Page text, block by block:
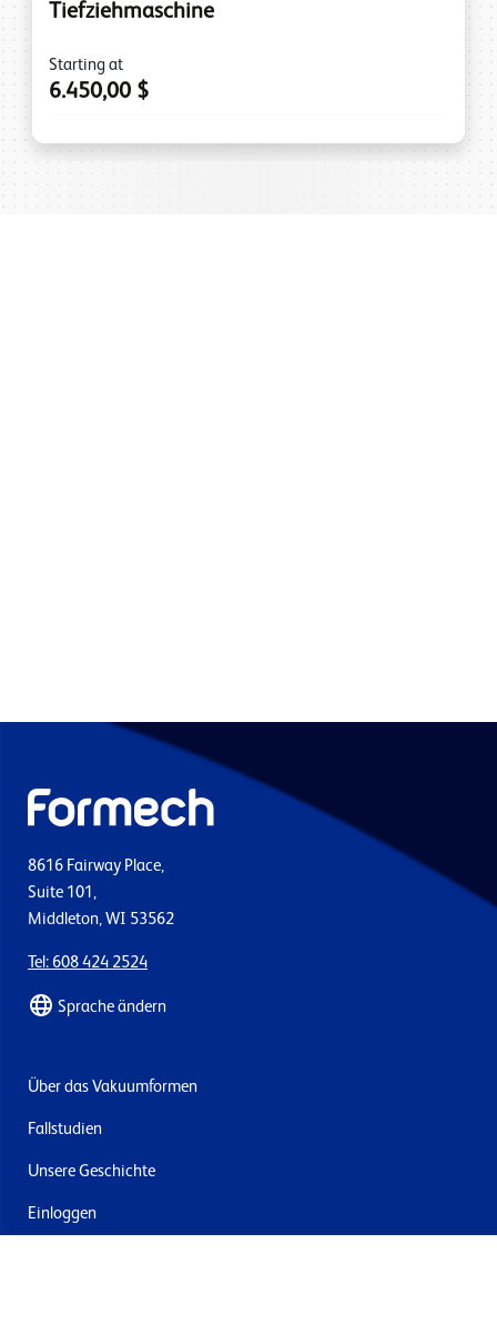
Tiefziehmaschine
Starting at
6.450,00 $
8616 Fairway Place,
Suite 101,
Middleton, WI 53562
Tel: 608 424 2524
Sprache ändern
Über das Vakuumformen
Fallstudien
Unsere Geschichte
Einloggen